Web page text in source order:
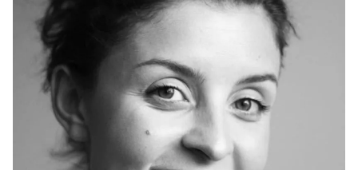
Zoek